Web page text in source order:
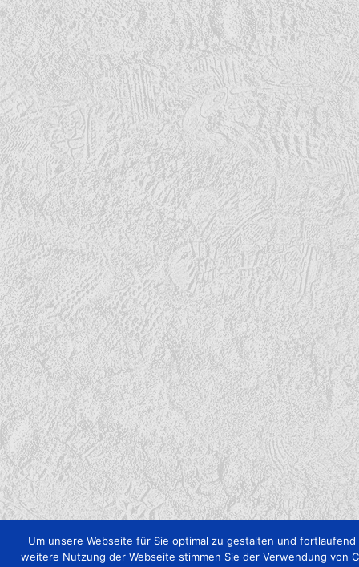
Um unsere Webseite für Sie optimal zu gestalten und
weitere Nutzung der Webseite stimmen Sie der Verwendung von